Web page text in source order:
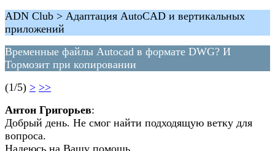
ADN Club > Адаптация AutoCAD и вертикальных
приложений
Временные файлы Autocad в формате DWG? И
Тормозит при копировании
(1/5) > >>
Антон Григорьев:
Добрый день. Не смог найти подходящую ветку для
вопроса.
Надеюсь на Вашу помощь.